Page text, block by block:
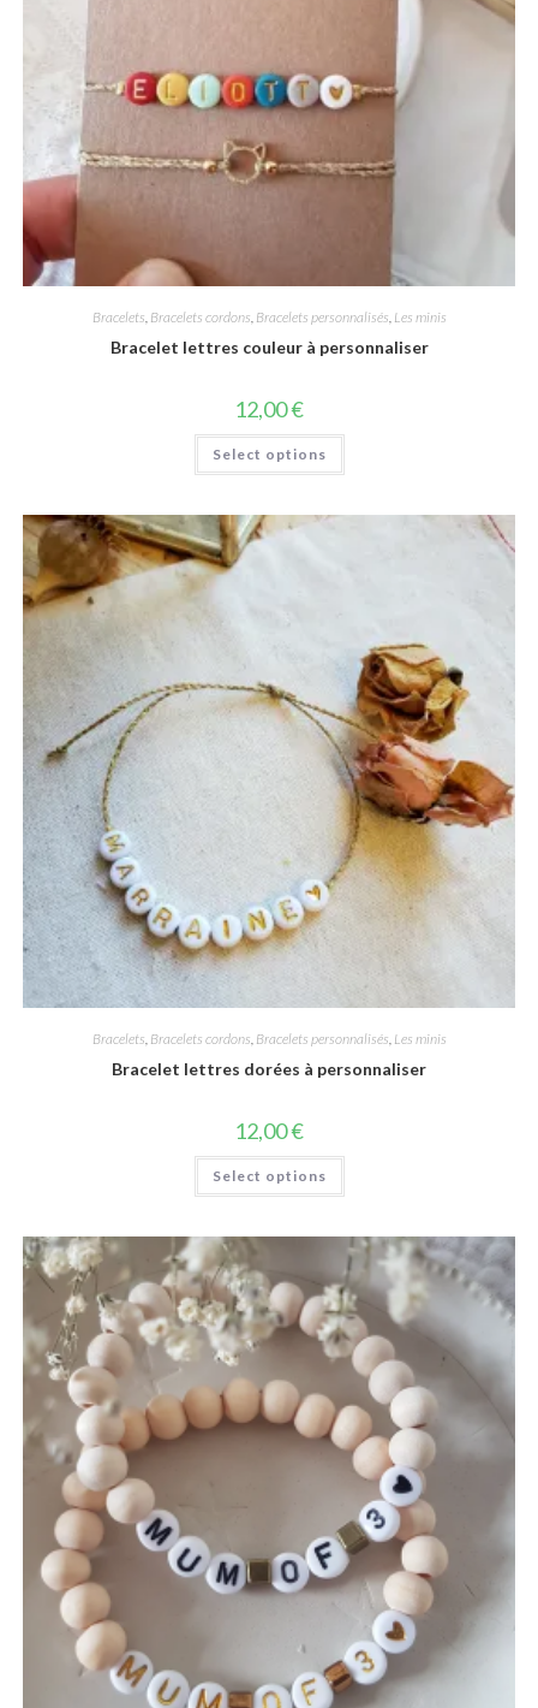
Bracelets, Bracelets cordons, Bracelets personnalisés, Les minis
Bracelet lettres couleur à personnaliser
12,00€
Select options
Bracelets, Bracelets cordons, Bracelets personnalisés, Les minis
Bracelet lettres dorées à personnaliser
12,00€
Select options